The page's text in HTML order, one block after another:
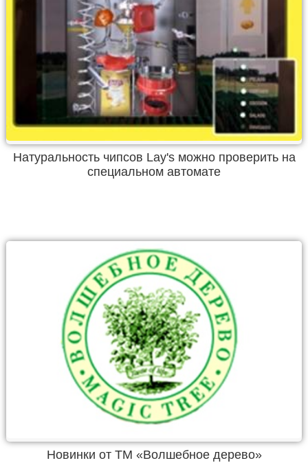
Натуральность чипсов Lay's можно проверить на
специальном автомате
Новинки от ТМ «Волшебное дерево»